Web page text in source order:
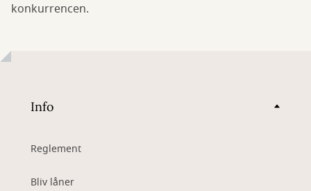
konkurrencen.
Info
Reglement
Bliv låner